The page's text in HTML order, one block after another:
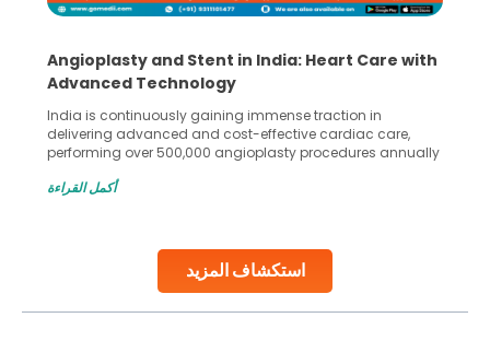
استكشاف المزيد
Angioplasty and Stent in India: Heart Care with
Advanced Technology
India is continuously gaining immense traction in
delivering advanced and cost-effective cardiac care,
performing over 500,000 angioplasty procedures annually
globe are searching for treatments like angioplasty and
Studies, such as one published
أكمل القراءة